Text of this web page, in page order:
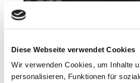
Diese Webseite verwendet Cookies
Wir verwenden Cookies, um Inhalte
personalisieren, Funktionen für